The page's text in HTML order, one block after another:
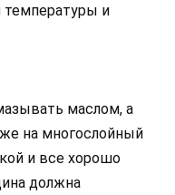
и
маслом, а
на многослойный
и все хорошо
должна